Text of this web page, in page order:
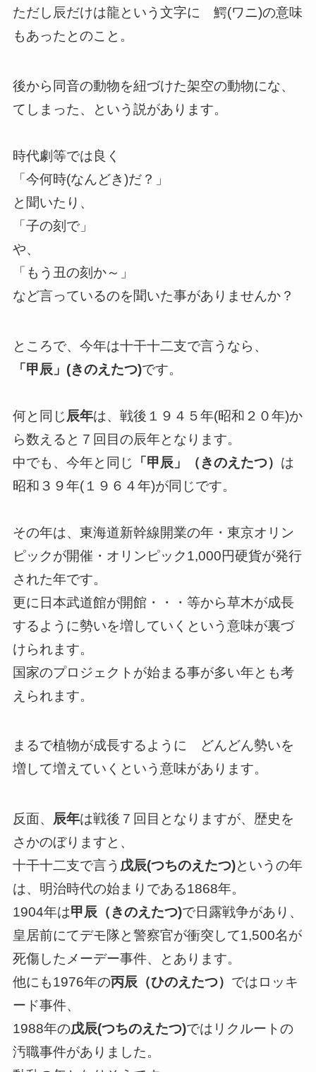
ただし辰だけは龍という文字に 鰐(ワニ)の意味
もあったとのこと。
後から同音の動物を紐づけた架空の動物にな、
てしまった、という説があります。
時代劇等では良く
「今何時(なんどき)だ？」
と聞いたり、
「子の刻で」
や、
「もう丑の刻か～」
など言っているのを聞いた事がありませんか？
ところで、今年は十干十二支で言うなら、
「甲辰」(きのえたつ)です。
何と同じ 辰年は、戦後１９４５年(昭和２０年)か
ら数えると７回目の辰年となります。
中でも、今年と同じ
「甲辰」（きのえたつ） は
昭和３９年(１９６４年)が同じです。
その年は、東海道新幹線開業の年・東京オリン
ピックが開催・オリンピック1,000円硬貨が発行
された年です。
更に日本武道館が開館・・・等から草木が成長
するように勢いを増していくという意味が裏づ
けられます。
国家のプロジェクトが始まる事が多い年とも考
えられます。
まるで植物が成長するように どんどん勢いを
増して増えていくという意味があります。
反面、 辰年は戦後７回目となりますが、歴史を
さかのぼりますと、
十干十二支で言う 戊辰(つちのえたつ)というの年
は、明治時代の始まりである1868年。
1904年は甲辰（きのえたつ)で日露戦争があり、
皇居前にてデモ隊と警察官が衝突して1,500名が
死傷したメーデー事件、とあります。
他にも1976年の丙辰（ひのえたつ） ではロッキ
ード事件、
1988年の戊辰(つちのえたつ)ではリクルートの
汚職事件がありました。